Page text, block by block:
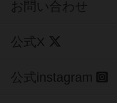
お問い合わせ
公式X
公式instagram